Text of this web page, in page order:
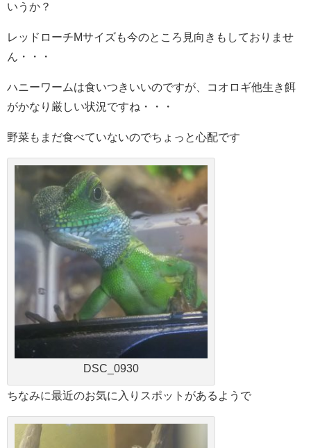
いうか？
レッドローチMサイズも今のところ見向きもしておりませ
ん・・・
ハニーワームは食いつきいいのですが、コオロギ他生き餌
がかなり厳しい状況ですね・・・
野菜もまだ食べていないのでちょっと心配です
DSC_0930
ちなみに最近のお気に入りスポットがあるようで